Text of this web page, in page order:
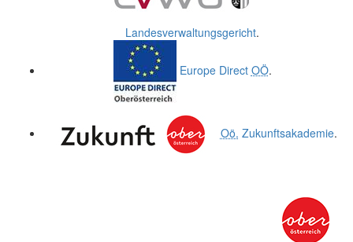
Landesverwaltungsgericht.
Europe Direct OÖ.
Oö. Zukunftsakademie.